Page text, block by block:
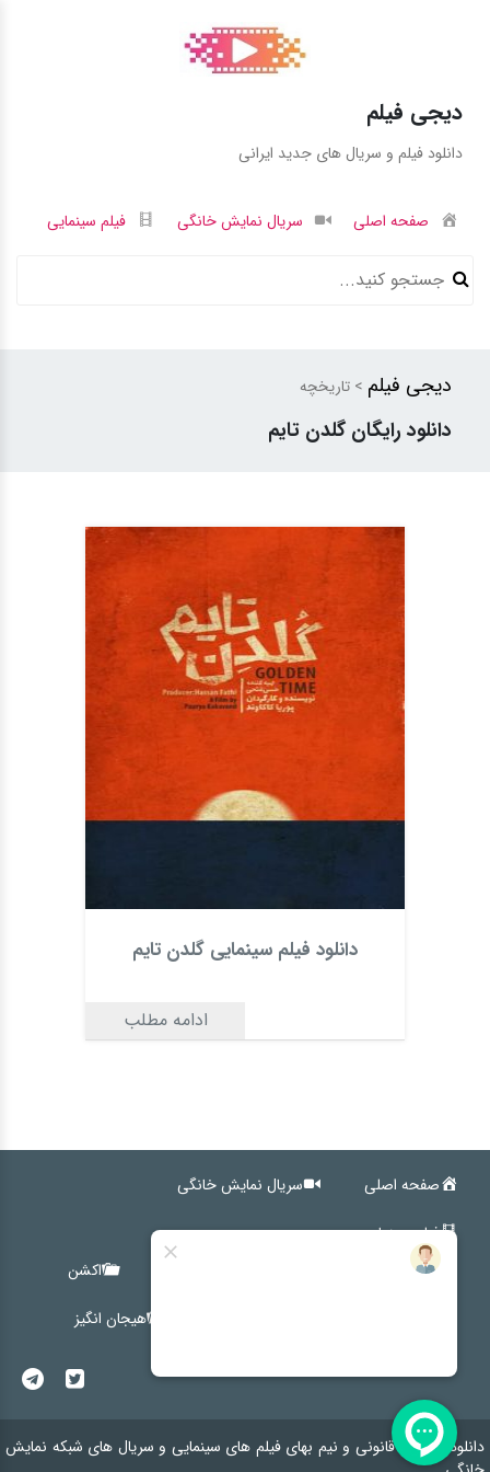
دیجی فیلم
دانلود فیلم و سریال های جدید ایرانی
صفحه اصلی سریال نمایش خانگی فیلم سینمایی
دیجی فیلم > تاریخچه
دانلود رایگان گلدن تایم
دانلود فیلم سینمایی گلدن تایم
ادامه مطلب
صفحه اصلی
سریال نمایش خانگی
فیلم سینمایی
کمدی
اکشن
هیجان انگیز
دانلود رایگان ، قانونی و نیم بهای فیلم های سینمایی و سریال های شبکه نمایش